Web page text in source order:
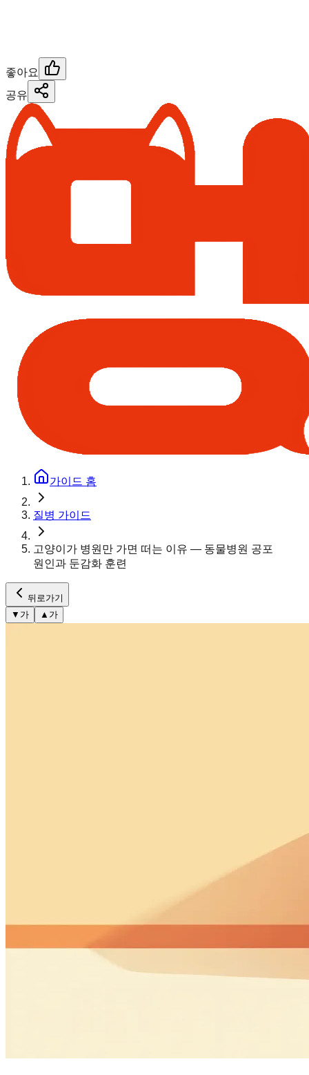
좋아요
공유
가이드 홈
질병 가이드
고양이가 병원만 가면 떠는 이유 — 동물병원 공포
원인과 둔감화 훈련
뒤로가기
▼ 가 ▲ 가